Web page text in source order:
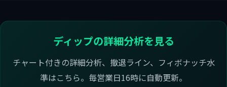
ディップの詳細分析を見る
チャート付きの詳細分析、撤退ライン、フィボナッチ水
準はこちら。毎営業日16時に自動更新。